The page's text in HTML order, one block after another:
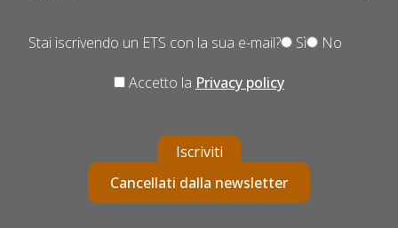
Stai iscrivendo un ETS con la sua e-mail? Sì No
Accetto la Privacy policy
Iscriviti
Cancellati dalla newsletter